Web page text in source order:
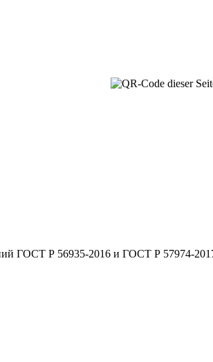
ГОСТ Р 56935-2016 и ГОСТ Р 57974-